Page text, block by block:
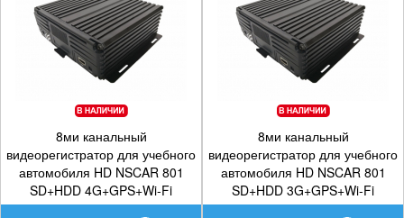
8ми канальный
видеорегистратор для учебного
автомобиля HD NSCAR 801
SD+HDD 4G+GPS+Wi-Fi
28400 р.
8ми канальный
видеорегистратор для учебного
автомобиля HD NSCAR 801
SD+HDD 3G+GPS+Wi-Fi
27700 р.